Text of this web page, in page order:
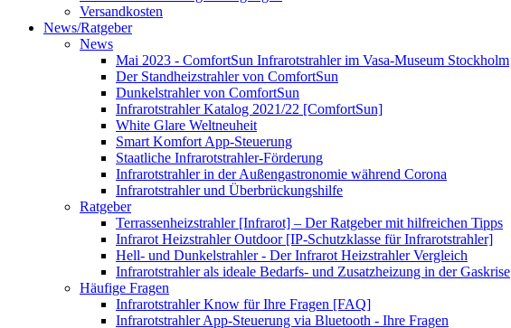
Versandkosten
News/Ratgeber
News
Mai 2023 - ComfortSun Infrarotstrahler im Vasa-Museum Stockholm
Der Standheizstrahler von ComfortSun
Dunkelstrahler von ComfortSun
Infrarotstrahler Katalog 2021/22 [ComfortSun]
White Glare Weltneuheit
Smart Komfort App-Steuerung
Staatliche Infrarotstrahler-Förderung
Infrarotstrahler in der Außengastronomie während Corona
Infrarotstrahler und Überbrückungshilfe
Ratgeber
Terrassenheizstrahler [Infrarot] – Der Ratgeber mit hilfreichen Tipps
Infrarot Heizstrahler Outdoor [IP-Schutzklasse für Infrarotstrahler]
Hell- und Dunkelstrahler - Der Infrarot Heizstrahler Vergleich
Infrarotstrahler als ideale Bedarfs- und Zusatzheizung in der Gaskrise
Häufige Fragen
Infrarotstrahler Know für Ihre Fragen [FAQ]
Infrarotstrahler App-Steuerung via Bluetooth - Ihre Fragen